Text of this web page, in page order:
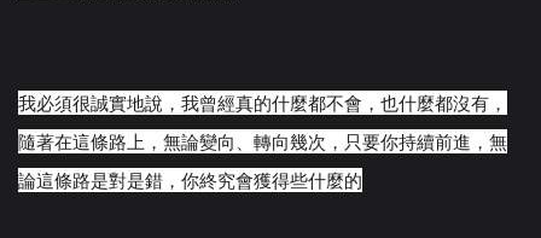
我必須很誠實地說，我曾經真的什麼都不會，也什麼都沒有 ，
隨著在這條路上，無論變向、轉向幾次，只要你持續前進 ，無
論這條路是對是錯，你終究會獲得些什麼的